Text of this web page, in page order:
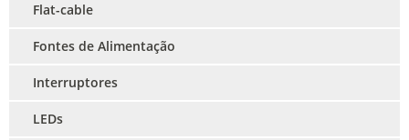
Flat-cable
Fontes de Alimentação
Interruptores
LEDs